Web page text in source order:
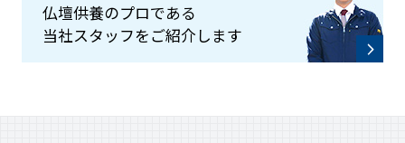
仏壇供養のプロである
当社スタッフをご紹介します